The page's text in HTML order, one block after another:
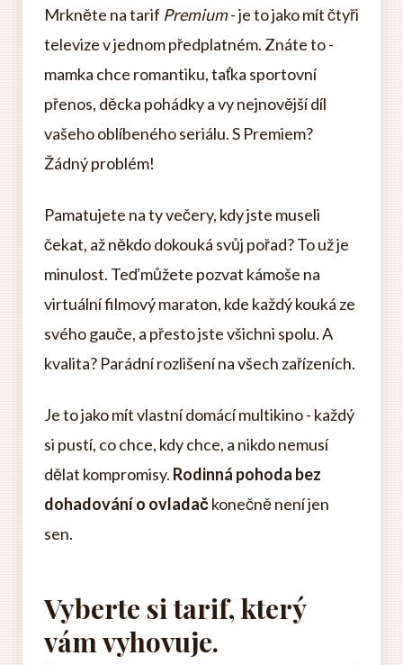
Mrkněte na tarif Premium- je to jako mít čtyři
televize v jednom předplatném. Znáte to -
mamka chce romantiku, taťka sportovní
přenos, děcka pohádky a vy nejnovější díl
vašeho oblíbeného seriálu. S Premiem?
Žádný problém!
Pamatujete na ty večery, kdy jste museli
čekat, až někdo dokouká svůj pořad? To už je
minulost. Teď můžete pozvat kámoše na
virtuální filmový maraton, kde každý kouká ze
svého gauče, a přesto jste všichni spolu. A
kvalita? Parádní rozlišení na všech zařízeních.
Je to jako mít vlastní domácí multikino - každý
si pustí, co chce, kdy chce, a nikdo nemusí
dělat kompromisy. Rodinná pohoda bez
dohadování o ovladačkonečně není jen
sen.
Vyberte si tarif, který
vám vyhovuje.